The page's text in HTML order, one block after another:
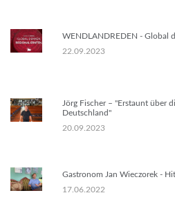
WENDLANDREDEN - Global
22.09.2023
Jörg Fischer – "Erstaunt über
Deutschland"
20.09.2023
Gastronom Jan Wieczorek -
17.06.2022